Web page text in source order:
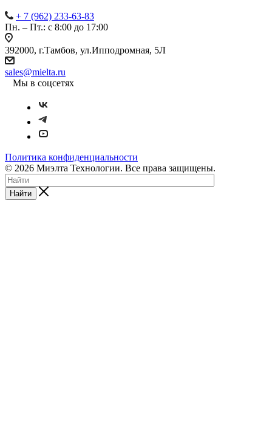
+ 7 (962) 233-63-83
Пн. – Пт.: с 8:00 до 17:00
392000, г.Тамбов, ул.Ипподромная, 5Л
sales@mielta.ru
Мы в соцсетях
Политика конфиденциальности
© 2026 Миэлта Технологии. Все права защищены.
Найти